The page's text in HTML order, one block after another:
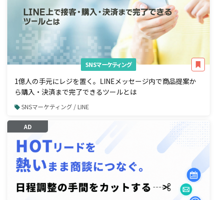
SNSマーケティング
1億人の手元にレジを置く。LINEメッセージ内で商品提案か
ら購入・決済まで完了できるツールとは
SNSマーケティング / LINE
AD